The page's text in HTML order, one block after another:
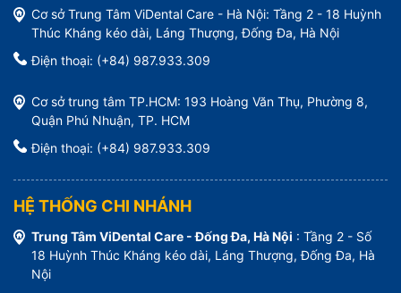
Cơ sở Trung Tâm ViDental Care - Hà Nội: Tầng 2 - 18 Huỳnh
Thúc Kháng kéo dài, Láng Thượng, Đống Đa, Hà Nội
Điện thoại: (+84) 987.933.309
Cơ sở trung tâm TP.HCM: 193 Hoàng Văn Thụ, Phường 8,
Quận Phú Nhuận, TP. HCM
Điện thoại: (+84) 987.933.309
HỆ THỐNG CHI NHÁNH
Trung Tâm ViDental Care - Đống Đa, Hà Nội : Tầng 2 - Số
18 Huỳnh Thúc Kháng kéo dài, Láng Thượng, Đống Đa, Hà
Nội